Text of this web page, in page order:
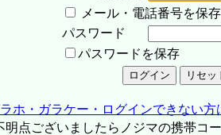
メール・電話番号を保存
パスワード
パスワードを保存
ホ・ガラケー・ログインできない
点ございましたらノジマの携帯コ